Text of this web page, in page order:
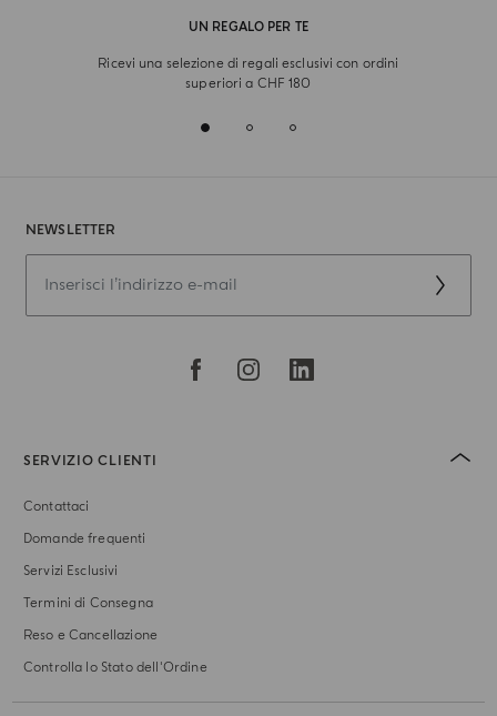
UN REGALO PER TE
Ricevi una selezione di regali esclusivi con ordini
superiori a CHF 180
NEWSLETTER
SERVIZIO CLIENTI
Contattaci
Domande frequenti
Servizi Esclusivi
Termini di Consegna
Reso e Cancellazione
Controlla lo Stato dell'Ordine